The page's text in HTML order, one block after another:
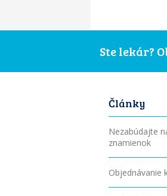
Ste lekár?
Články
Nezabúdajte
znamienok
Objednávanie